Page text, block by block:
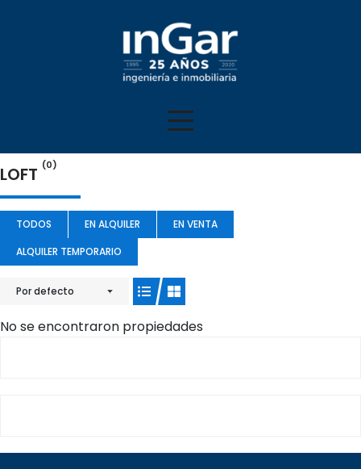
LOFT (0)
TODOS EN ALQUILER
EN VENTA
ALQUILER TEMPORARIO
Por defecto
No se encontraron propiedades